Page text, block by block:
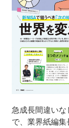
急成長間違いな
で、業界紙編